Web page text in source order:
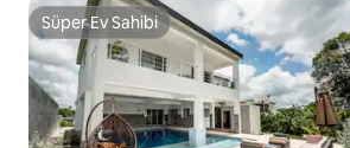
Süper Ev Sahibi
Süper Ev Sahibi